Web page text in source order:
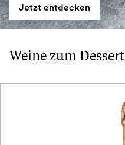
Jetzt entdecken
Weine zum Dessert